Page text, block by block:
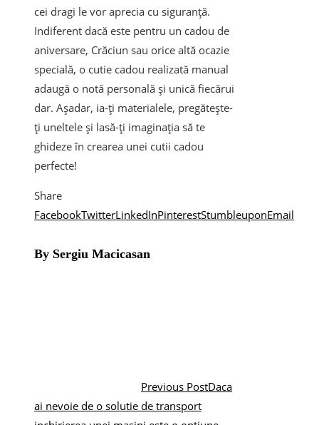
cei dragi le vor aprecia cu siguranță.
Indiferent dacă este pentru un cadou de
aniversare, Crăciun sau orice altă ocazie
specială, o cutie cadou realizată manual
adaugă o notă personală și unică fiecărui
dar. Așadar, ia-ți materialele, pregătește-
ți uneltele și lasă-ți imaginația să te
ghideze în crearea unei cutii cadou
perfecte!
Share
FacebookTwitterLinkedInPinterestStumbleuponEmail
By Sergiu Macicasan
Previous PostDaca
ai nevoie de o solutie de transport